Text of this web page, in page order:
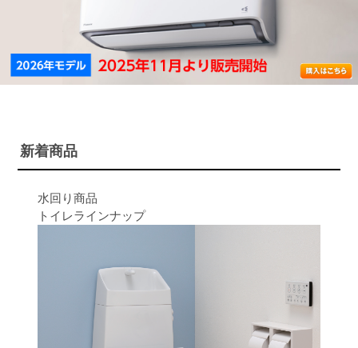
新着商品
水回り商品
トイレラインナップ